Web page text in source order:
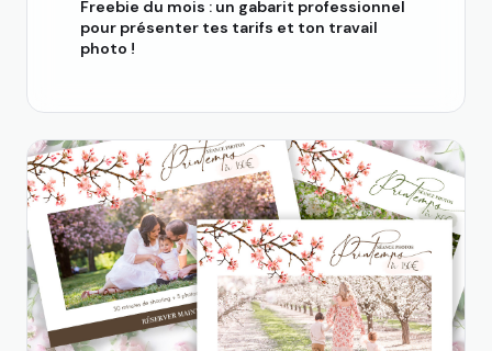
Freebie du mois : un gabarit professionnel
pour présenter tes tarifs et ton travail
photo !